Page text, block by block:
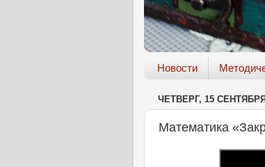
Новости
ЧЕТВЕРГ, 15 СЕНТЯБРЯ
Математика